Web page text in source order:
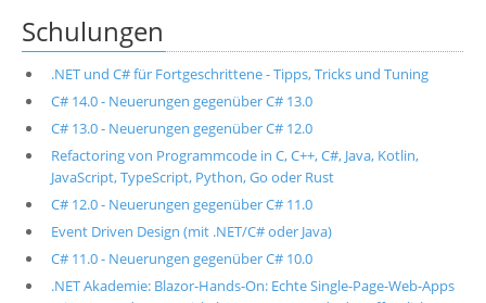
Schulungen
.NET und C# für Fortgeschrittene - Tipps, Tricks und Tuning
C# 14.0 - Neuerungen gegenüber C# 13.0
C# 13.0 - Neuerungen gegenüber C# 12.0
Refactoring von Programmcode in C, C++, C#, Java, Kotlin,
JavaScript, TypeScript, Python, Go oder Rust
C# 12.0 - Neuerungen gegenüber C# 11.0
Event Driven Design (mit .NET/C# oder Java)
C# 11.0 - Neuerungen gegenüber C# 10.0
.NET Akademie: Blazor-Hands-On: Echte Single-Page-Web-Apps